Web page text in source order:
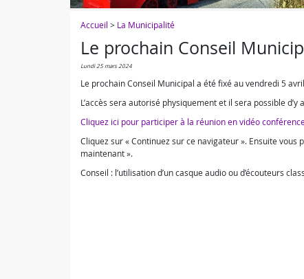
Accueil > La Municipalité
Le prochain Conseil
lundi 25 mars 2024
Le prochain Conseil Municipal a été fixé au vendredi 5
L’accès sera autorisé physiquement et il sera possible
Cliquez ici pour participer à la réunion en vidéo
Cliquez sur « Continuez sur ce navigateur ». Ensuite
maintenant ».
Conseil : l’utilisation d’un casque audio ou d’écouteurs